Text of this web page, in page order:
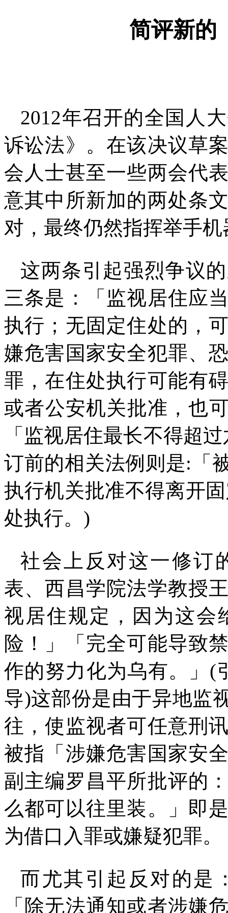
简评新的
2012年召开的全国人
诉讼法》。在该决议草
会人士甚至一些两会代
意其中所新加的两处条
对，最终仍然指挥举手
这两条引起强烈争议
三条是：「监视居住应
执行；无固定住处的，
嫌危害国家安全犯罪、
罪，在住处执行可能有
或者公安机关批准，也
「监视居住最长不得超
订前的相关法例则是: 「
执行机关批准不得离开
处执行。 )
社会上反对这一修订
表、西昌学院法学教授
视居住规定，因为这会
险！」「完全可能导致
作的努力化为乌有。」 (
导)这部份是由于异地监
往，使监视者可任意刑
被指「涉嫌危害国家安
副主编罗昌平所批评的
么都可以往里装。」即
为借口入罪或嫌疑犯罪。
而尤其引起反对的是
「除无法通知或者涉嫌